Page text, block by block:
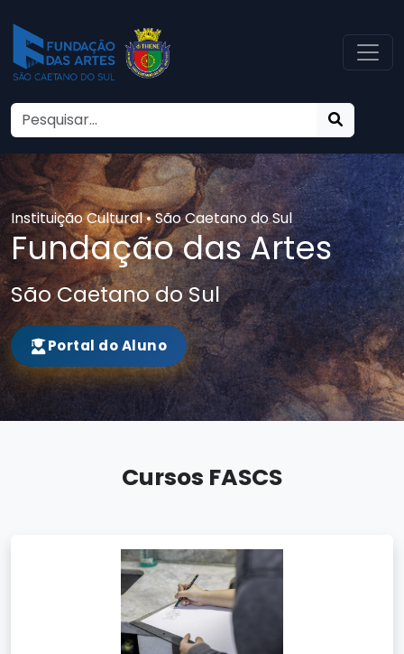
Instituição Cultural • São Caetano do Sul
Fundação das Artes
São Caetano do Sul
Portal do Aluno
Cursos FASCS